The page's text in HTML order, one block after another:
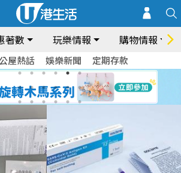
著數 玩樂情報 購物情報
屋熱話 娛樂新聞 定期存款